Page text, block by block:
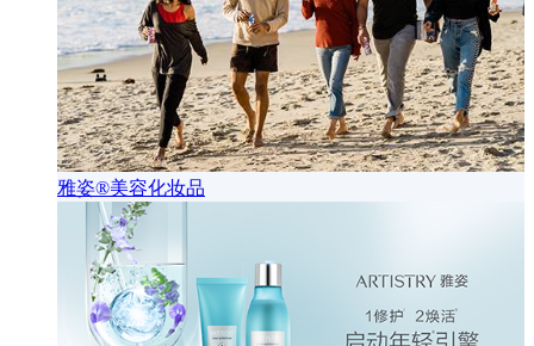
雅姿®美容化妆品